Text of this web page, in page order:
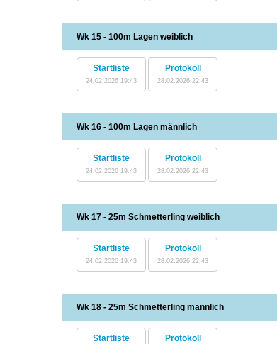
Wk 15 - 100m Lagen weiblich
Startliste
24.02.2026 19:43
Protokoll
28.02.2026 22:43
Wk 16 - 100m Lagen männlich
Startliste
24.02.2026 19:43
Protokoll
28.02.2026 22:43
Wk 17 - 25m Schmetterling weiblich
Startliste
24.02.2026 19:43
Protokoll
28.02.2026 22:43
Wk 18 - 25m Schmetterling männlich
Startliste Protokoll